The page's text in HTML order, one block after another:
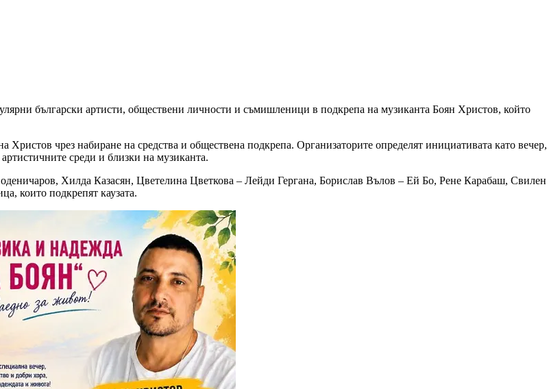
български артисти, обществени личности и съмишленици в подкрепа на музиканта Боян Христов, който
чрез набиране на средства и обществена подкрепа. Организаторите определят инициативата като вечер,
среди и близки на музиканта.
Хилда Казасян, Цветелина Цветкова – Лейди Гергана, Борислав Вълов – Ей Бо, Рене Карабаш, Свилен
които подкрепят каузата.